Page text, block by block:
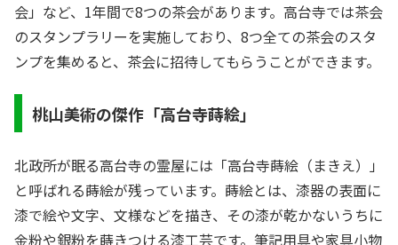
会」など、1年間で8つの茶会があります。高台寺では茶会
のスタンプラリーを実施しており、8つ全ての茶会のスタ
ンプを集めると、茶会に招待してもらうことができます。
桃山美術の傑作「高台寺蒔絵」
北政所が眠る高台寺の霊屋には「高台寺蒔絵（まきえ）」
と呼ばれる蒔絵が残っています。蒔絵とは、漆器の表面に
漆で絵や文字、文様などを描き、その漆が乾かないうちに
金粉や銀粉を蒔きつける漆工芸です。筆記用具や家具小物